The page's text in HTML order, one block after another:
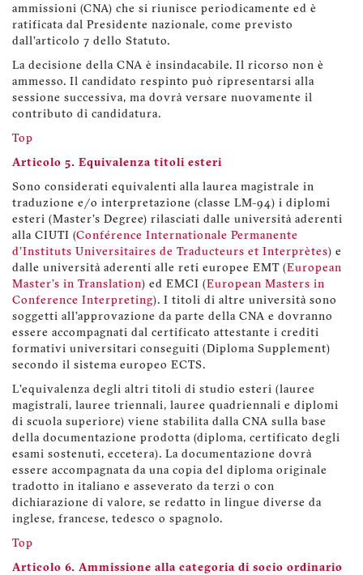
ammissioni (CNA) che si riunisce periodicamente ed è
ratificata dal Presidente nazionale, come previsto
dall'articolo 7 dello Statuto.
La decisione della CNA è insindacabile. Il ricorso non è
ammesso. Il candidato respinto può ripresentarsi alla
sessione successiva, ma dovrà versare nuovamente il
contributo di candidatura.
Top
Articolo 5. Equivalenza titoli esteri
Sono considerati equivalenti alla laurea magistrale in
traduzione e/o interpretazione (classe LM-94) i diplomi
esteri (Master's Degree) rilasciati dalle università aderenti
alla CIUTI (Conférence Internationale Permanente
d'Instituts Universitaires de Traducteurs et Interprètes) e
dalle università aderenti alle reti europee EMT (European
Master's in Translation) ed EMCI (European Masters in
Conference Interpreting). I titoli di altre università sono
soggetti all'approvazione da parte della CNA e dovranno
essere accompagnati dal certificato attestante i crediti
formativi universitari conseguiti (Diploma Supplement)
secondo il sistema europeo ECTS.
L'equivalenza degli altri titoli di studio esteri (lauree
magistrali, lauree triennali, lauree quadriennali e diplomi
di scuola superiore) viene stabilita dalla CNA sulla base
della documentazione prodotta (diploma, certificato degli
esami sostenuti, eccetera). La documentazione dovrà
essere accompagnata da una copia del diploma originale
tradotto in italiano e asseverato da terzi o con
dichiarazione di valore, se redatto in lingue diverse da
inglese, francese, tedesco o spagnolo.
Top
Articolo 6. Ammissione alla categoria di socio ordinario